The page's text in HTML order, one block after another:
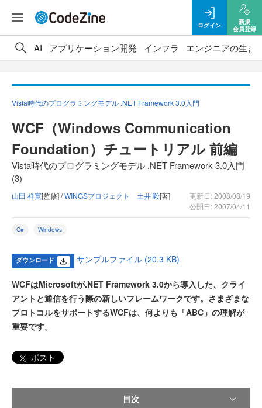
ログイン
新規
会員登録
AI アプリケーション開発 インフラ エンジニアの生き
Vista時代のプログラミングモデル .NET Framework 3.0入門
WCF（Windows Communication
Foundation）チュートリアル 前編
Vista時代のプログラミングモデル .NET Framework 3.0入門
(3)
山田 祥寛[監修] /WINGSプロジェクト 土井 毅[著]
更新日: 2008/08/19
公開日: 2007/04/11
C# Windows
ダウンロード サンプルファイル (20.3 KB)
WCFはMicrosoftが.NET Framework 3.0から導入した、クライ
アントと通信を行う際の新しいフレームワークです。さまざまな
プロトコルをサポートするWCFは、何よりも「ABC」の理解が
重要です。
ポスト
目次